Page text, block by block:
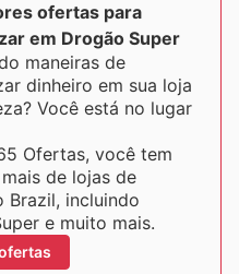
ofertas para
em Drogão Super
maneiras de
dinheiro em sua loja
Você está no lugar
Ofertas, você tem
de lojas de
Brazil, incluindo
e muito mais.